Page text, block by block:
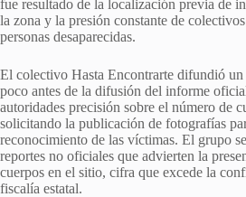
fue resultado de la localización previa de
la zona y la presión constante de
personas desaparecidas.
El colectivo Hasta Encontrarte difundió
poco antes de la difusión del informe
autoridades precisión sobre el número de
solicitando la publicación de fotografías
reconocimiento de las víctimas. El grupo
reportes no oficiales que advierten la
cuerpos en el sitio, cifra que excede la
fiscalía estatal.